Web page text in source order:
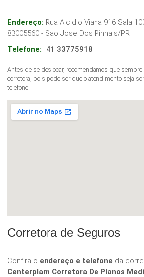
Endereço: Rua Alcidio Viana 916 Sala
83005560 - Sao Jose Dos Pinhais/PR
Telefone:
41 33775918
Antes de se deslocar, recomendamos que sempre
corretora, pois pode ser que o atendimento seja
telefone.
Corretora de Seguros
Confira o endereço e telefone da
Centerplam Corretora De Planos